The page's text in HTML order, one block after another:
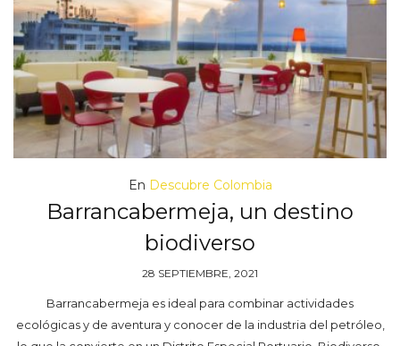
En Descubre Colombia
Barrancabermeja, un destino
biodiverso
28 SEPTIEMBRE, 2021
Barrancabermeja es ideal para combinar actividades
ecológicas y de aventura y conocer de la industria del petróleo,